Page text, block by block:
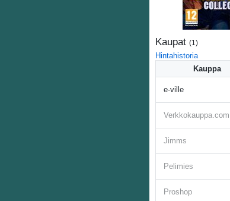
Kaupat (1 )
Hintahistoria
Kauppa
e-ville
Verkkokauppa.com
Jimms
Pelimies
Proshop